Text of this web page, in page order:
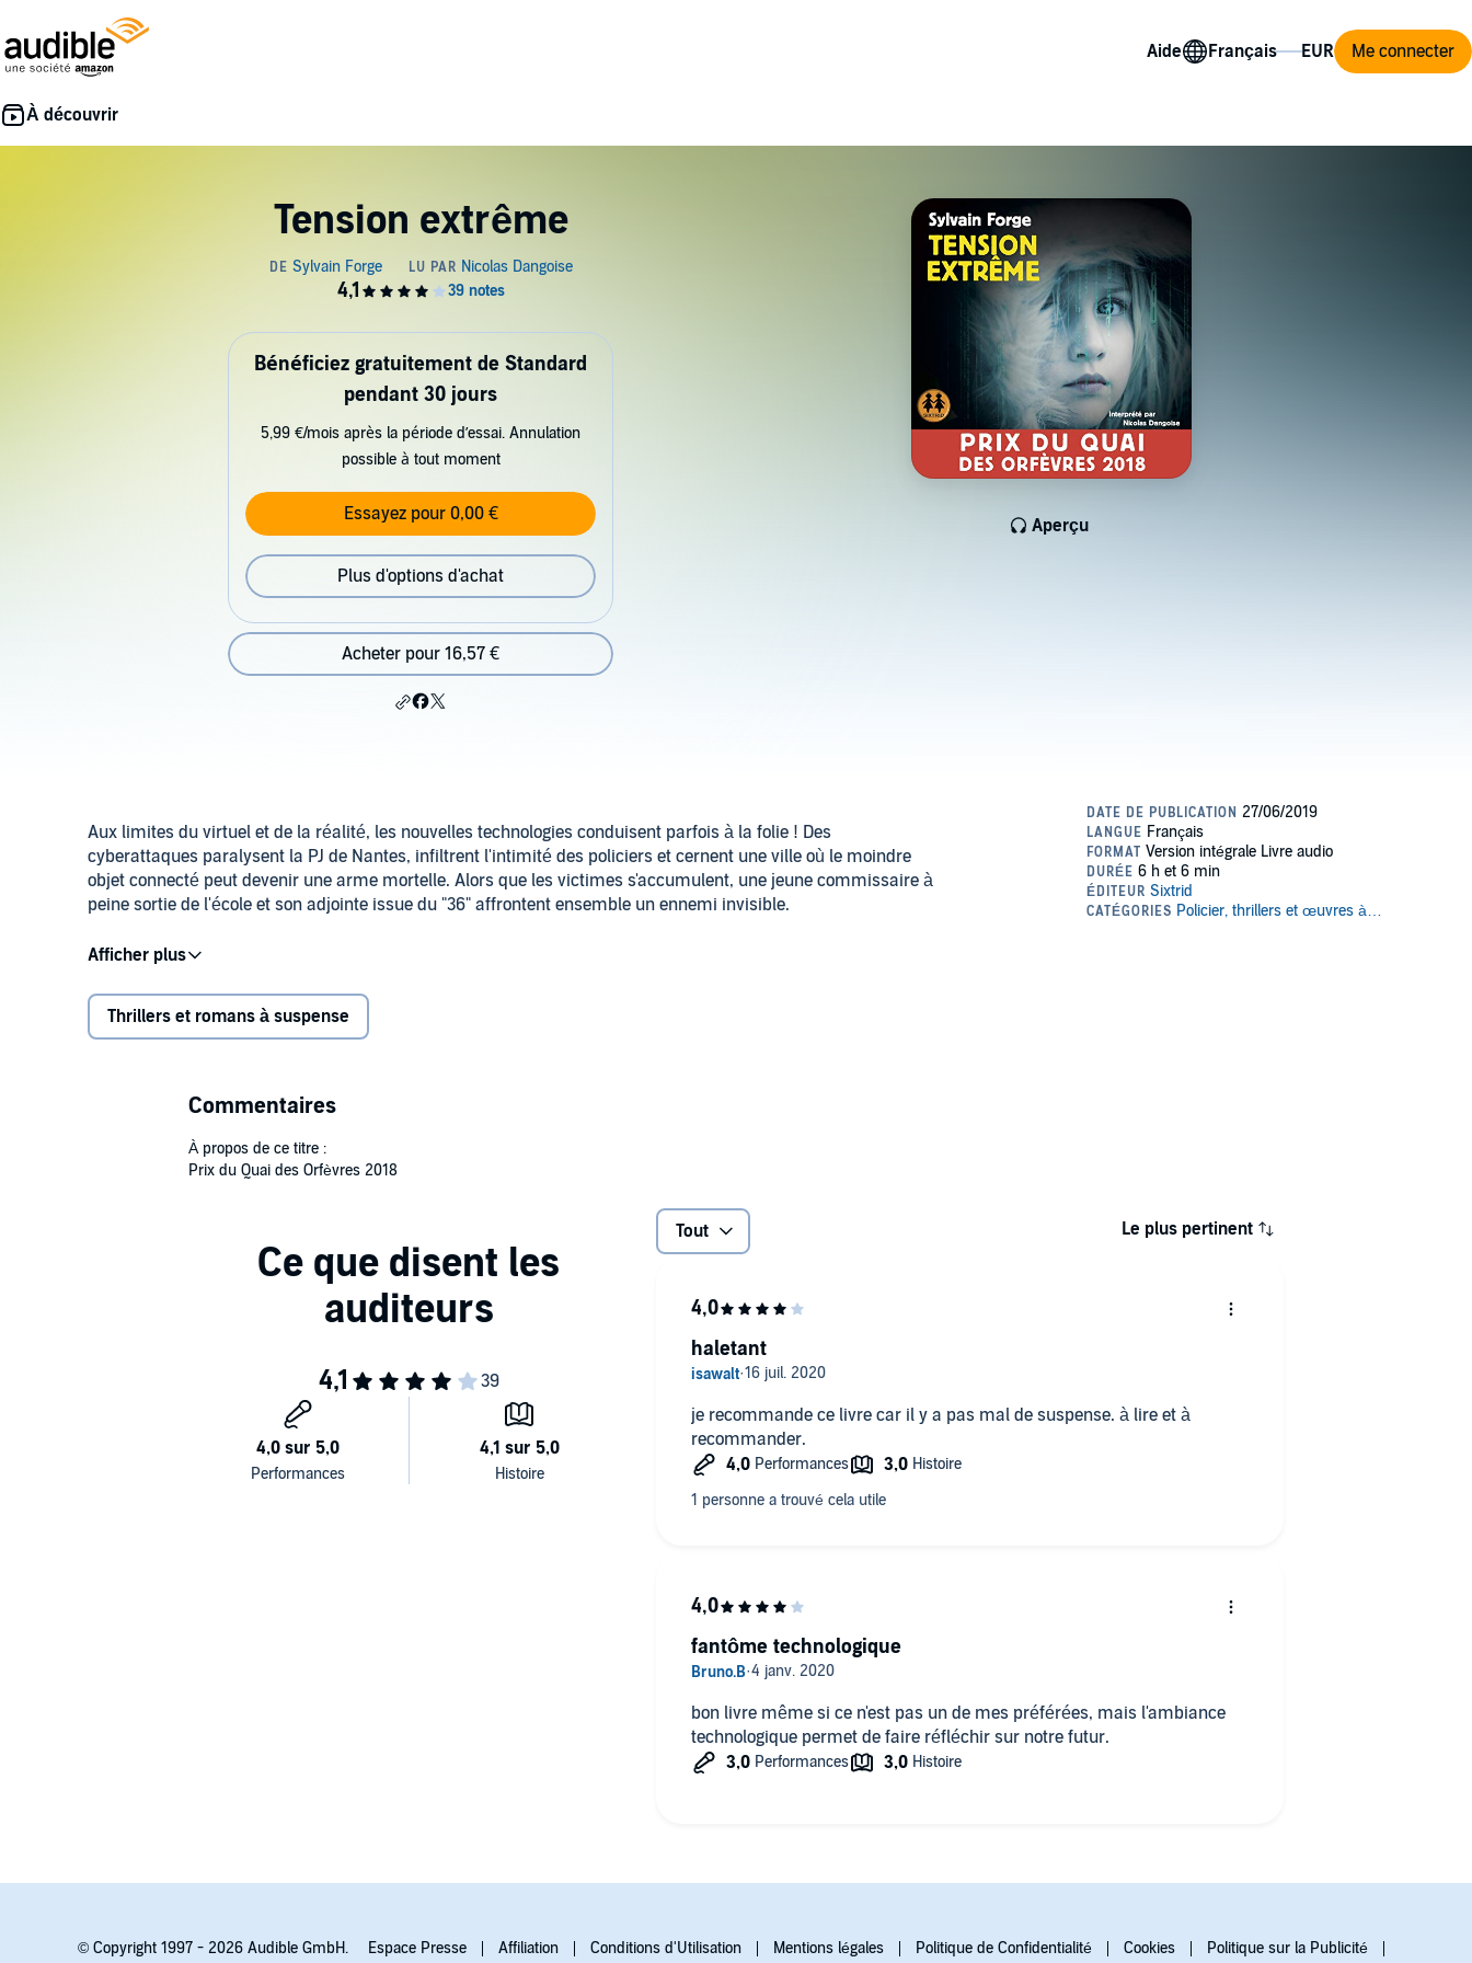
Aide Me connecter
Tension extrême
Aperçu
Bénéficiez gratuitement de Standard
pendant 30 jours
5,99 €/mois après la période d’essai. Annulation
possible à tout moment
Essayez pour 0,00 €
Plus d'options d'achat
Acheter pour 16,57 €
Aux limites du virtuel et de la réalité, les nouvelles technologies conduisent parfois à la folie ! Des
cyberattaques paralysent la PJ de Nantes, infiltrent l'intimité des policiers et cernent une ville où le moindre
objet connecté peut devenir une arme mortelle. Alors que les victimes s'accumulent, une jeune commissaire à
peine sortie de l'école et son adjointe issue du "36" affrontent ensemble un ennemi invisible.
Toutes les polices spécialisées seront mobilisées pour neutraliser la nouvelle menace de la science complice
du crime.
©2017 Fayard (P)2019 Sixtrid SAS
Thrillers et romans à suspense
Commentaires
À propos de ce titre :
Prix du Quai des Orfèvres 2018
Tout Le plus pertinent
je recommande ce livre car il y a pas mal de suspense. à lire et à
recommander.
haletant
bon livre même si ce n'est pas un de mes préférées, mais l'ambiance
technologique permet de faire réfléchir sur notre futur.
fantôme technologique
© Copyright 1997 - 2026 Audible GmbH. Espace Presse Affiliation Conditions d'Utilisation Mentions légales Politique de Confidentialité Cookies
Politique sur la Publicité